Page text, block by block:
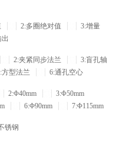
2:多圈绝对值
3:增量
2:夹紧同步法兰
3:盲孔轴
方型法兰 6:通孔空心
2:Φ40mm
3:Φ50mm
6:Φ90mm 7:Φ115mm
锈钢